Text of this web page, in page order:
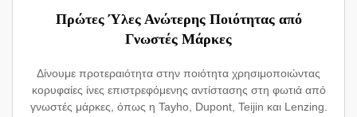
Πρώτες Ύλες Ανώτερης Ποιότητας από
Γνωστές Μάρκες
Δίνουμε προτεραιότητα στην ποιότητα χρησιμοποιώντας
κορυφαίες ίνες επιστρεφόμενης αντίστασης στη φωτιά από
γνωστές μάρκες, όπως η Tayho, Dupont, Teijin και Lenzing.